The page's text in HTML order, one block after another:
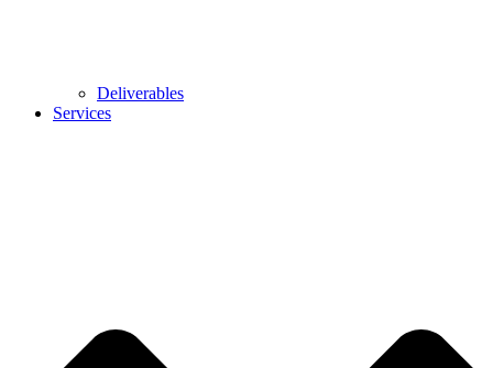
Deliverables
Services